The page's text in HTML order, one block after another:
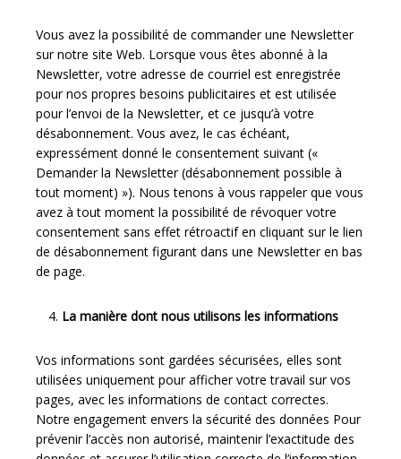
Vous avez la possibilité de commander une Newsletter
sur notre site Web. Lorsque vous êtes abonné à la
Newsletter, votre adresse de courriel est enregistrée
pour nos propres besoins publicitaires et est utilisée
pour l’envoi de la Newsletter, et ce jusqu’à votre
désabonnement. Vous avez, le cas échéant,
expressément donné le consentement suivant («
Demander la Newsletter (désabonnement possible à
tout moment) »). Nous tenons à vous rappeler que vous
avez à tout moment la possibilité de révoquer votre
consentement sans effet rétroactif en cliquant sur le lien
de désabonnement figurant dans une Newsletter en bas
de page.
La manière dont nous utilisons les informations
Vos informations sont gardées sécurisées, elles sont
utilisées uniquement pour afficher votre travail sur vos
pages, avec les informations de contact correctes.
Notre engagement envers la sécurité des données Pour
prévenir l’accès non autorisé, maintenir l’exactitude des